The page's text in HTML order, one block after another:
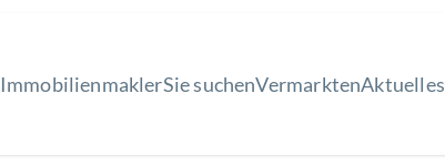
ImmobilienmaklerSie suchenVermarktenAktuelles